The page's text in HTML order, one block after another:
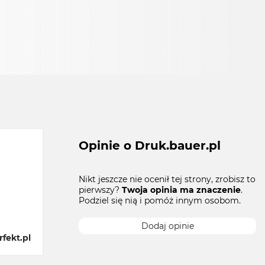
Opinie o Druk.bauer.pl
Nikt jeszcze nie ocenił tej strony, zrobisz to
pierwszy? Twoja opinia ma znaczenie.
Podziel się nią i pomóż innym osobom.
Dodaj opinie